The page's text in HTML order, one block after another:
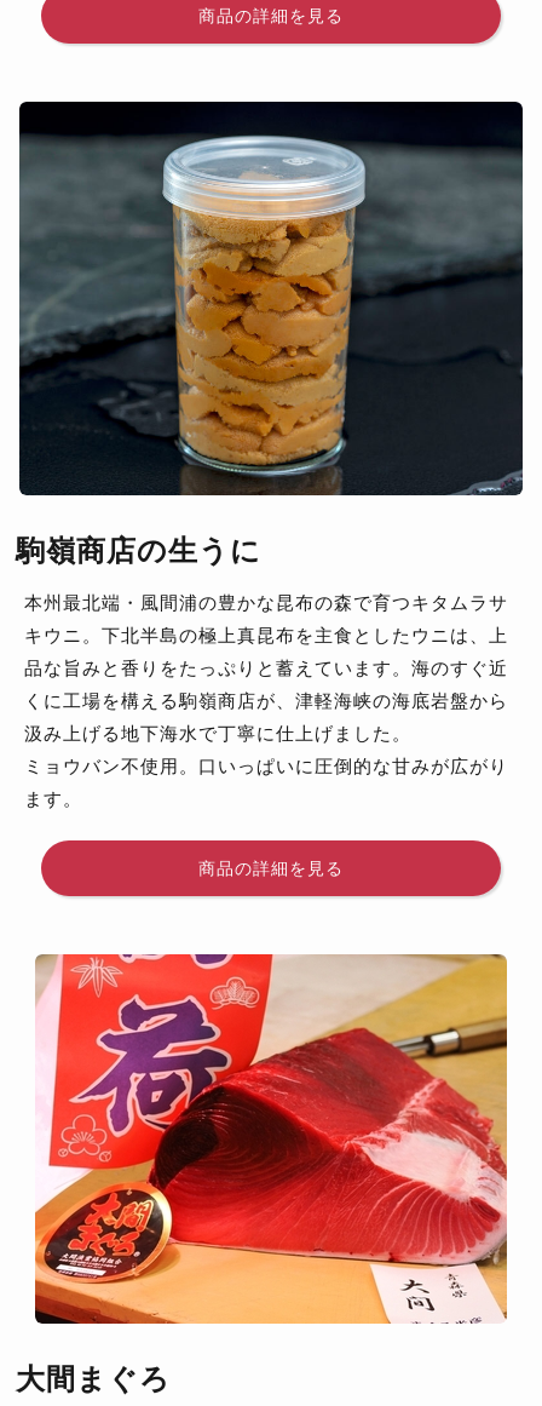
商品の詳細を見る
駒嶺商店の生うに
本州最北端・風間浦の豊かな昆布の森で育つキタムラサ
キウニ。下北半島の極上真昆布を主食としたウニは、上
品な旨みと香りをたっぷりと蓄えています。海のすぐ近
くに工場を構える駒嶺商店が、津軽海峡の海底岩盤から
汲み上げる地下海水で丁寧に仕上げました。
ミョウバン不使用。口いっぱいに圧倒的な甘みが広がり
ます。
商品の詳細を見る
大間まぐろ